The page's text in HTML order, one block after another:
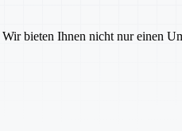
bieten Ihnen nicht nur einen